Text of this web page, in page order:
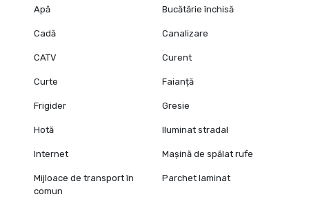
Apă Bucătărie închisă
Cadă Canalizare
CATV Curent
Curte Faianță
Frigider Gresie
Hotă Iluminat stradal
Internet Mașină de spălat rufe
Mijloace de transport în
comun
Parchet laminat